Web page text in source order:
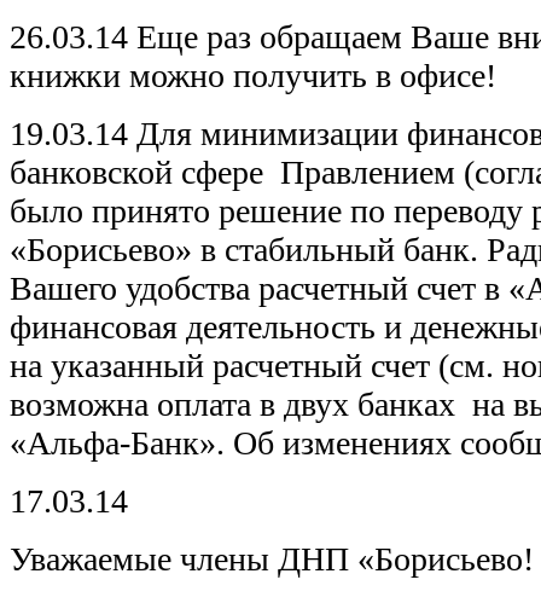
26.03.14 Еще раз обращаем Ваше
книжки можно получить в офисе!
19.03.14 Для минимизации
банковской сфере Правлением
было принято решение по переводу
«Борисьево» в стабильный банк.
Вашего удобства расчетный счет в
финансовая деятельность и
на указанный расчетный счет (см.
возможна оплата в двух банках на
«Альфа-Банк». Об изменениях
17.03.14
Уважаемые члены ДНП «Борисьево!